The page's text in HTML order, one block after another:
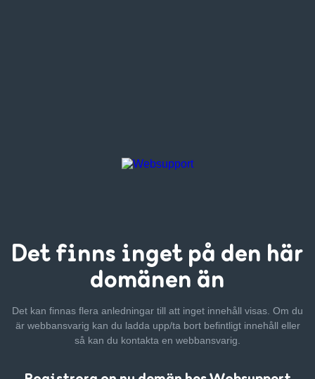
Det finns inget på den här
domänen än
Det kan finnas flera anledningar till att inget innehåll visas. Om du
är webbansvarig kan du ladda upp/ta bort befintligt innehåll eller
så kan du kontakta en webbansvarig.